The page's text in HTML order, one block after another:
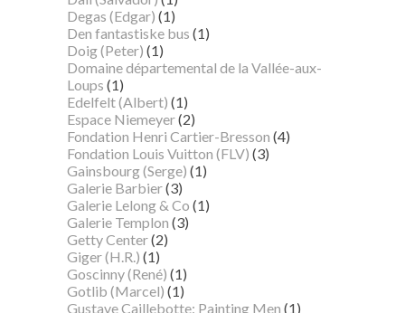
Degas (Edgar) (1)
Den fantastiske bus (1)
Doig (Peter) (1)
Domaine départemental de la Vallée-aux-
Loups (1)
Edelfelt (Albert) (1)
Espace Niemeyer(2)
Fondation Henri Cartier-Bresson (4)
Fondation Louis Vuitton (FLV) (3)
Gainsbourg (Serge) (1)
Galerie Barbier(3)
Galerie Lelong & Co (1)
Galerie Templon (3)
Getty Center(2)
Giger (H.R.) (1)
Goscinny (René) (1)
Gotlib (Marcel) (1)
Gustave Caillebotte: Painting Men (1)